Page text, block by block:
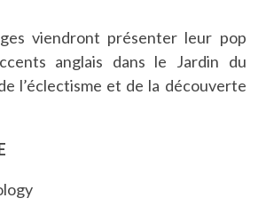
viendront présenter leur pop
anglais dans le Jardin du
l’éclectisme et de la découverte